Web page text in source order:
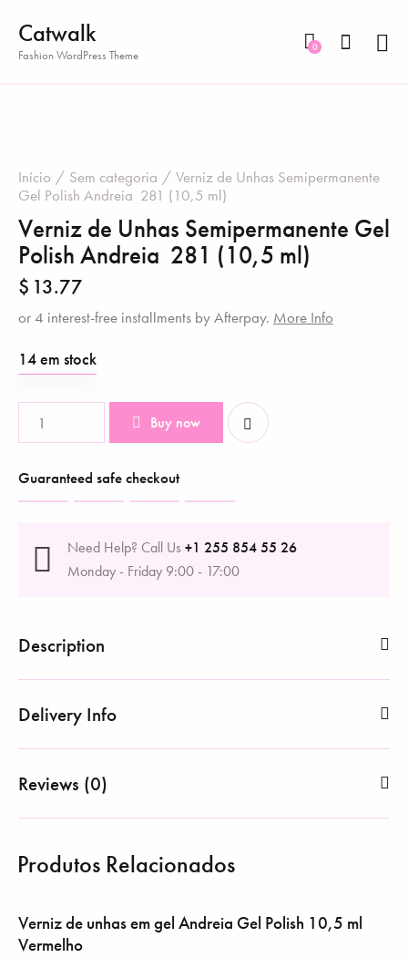
Catwalk
Fashion WordPress Theme
0
Início Sem categoria
Verniz de Unhas Semipermanente
Gel Polish Andreia ‎ 281 (10,5 ml)
Verniz de Unhas Semipermanente Gel
Polish Andreia ‎ 281 (10,5 ml)
$ 13.77
or 4 interest-free installments by Afterpay. More Info
14 em stock
Buy now
Guaranteed safe checkout
Need Help? Call Us +1 255 854 55 26
Monday - Friday 9:00 - 17:00
Description
Delivery Info
Reviews (0)
Produtos Relacionados
Verniz de unhas em gel Andreia Gel Polish 10,5 ml
Vermelho